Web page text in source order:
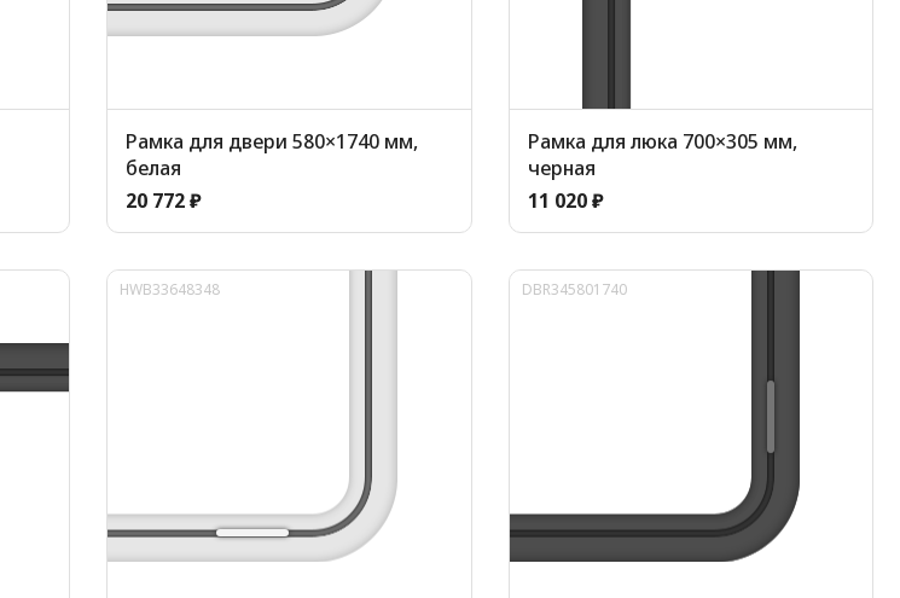
Рамка для двери 580×1740 мм,
белая
20 772 ₽
Рамка для люка 700×305 мм,
черная
11 020 ₽
HWB33648348 DBR345801740